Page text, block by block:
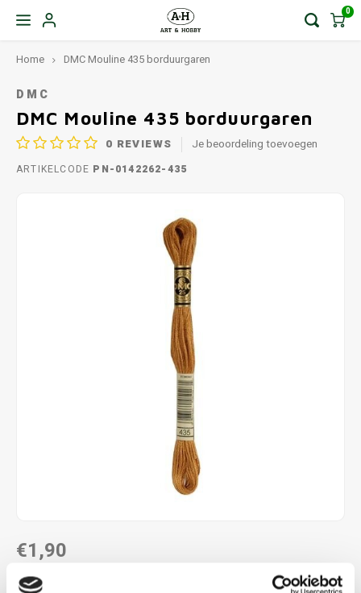
0
Home DMC Mouline 435 borduurgaren
DMC
DMC Mouline 435 borduurgaren
0 REVIEWS Je beoordeling toevoegen
ARTIKELCODE PN-0142262-435
€1,90
DIRECT LEVERBAAR